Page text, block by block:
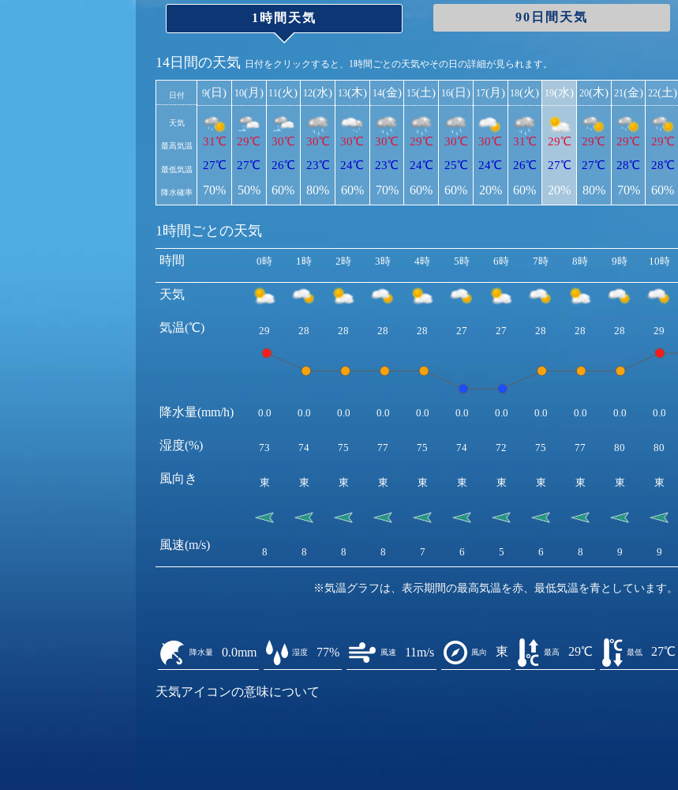
1時間天気 90日間天気
14日間の天気 日付をクリックすると、1時間ごとの天気やその日の詳細が見られます。
日付
天気
最高気温
最低気温
降水確率
9(日)
31℃
27℃
70%
10(月)
29℃
27℃
50%
11(火)
30℃
26℃
60%
12(水)
30℃
23℃
80%
13(木)
30℃
24℃
60%
14(金)
30℃
23℃
70%
15(土)
29℃
24℃
60%
16(日)
30℃
25℃
60%
17(月)
30℃
24℃
20%
18(火)
31℃
26℃
60%
19(水)
29℃
27℃
20%
20(木)
29℃
27℃
80%
21(金)
29℃
28℃
70%
22(土)
29℃
28℃
60%
1時間ごとの天気
時間
天気
気温(℃)
降水量(mm/h)
湿度(%)
風向き
風速(m/s)
0時 1時 2時 3時 4時 5時 6時 7時 8時 9時 10時
29 28 28 28 28 27 27 28 28 28 29
0.0 0.0 0.0 0.0 0.0 0.0 0.0 0.0 0.0 0.0 0.0
73 74 75 77 75 74 72 75 77 80 80
東 東 東 東 東 東 東 東 東 東 東
8 8 8 8 7 6 5 6 8 9 9
※気温グラフは、表示期間の最高気温を赤、最低気温を青としています。
降水量 0.0mm 湿度 77% 風速 11m/s 風向 東 最高 29℃ 最低 27℃
天気アイコンの意味について